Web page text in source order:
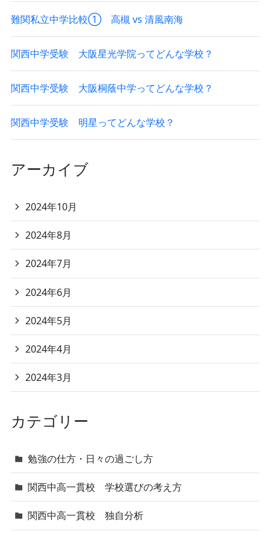
難関私立中学比較① 高槻 vs 清風南海
関西中学受験 大阪星光学院ってどんな学校？
関西中学受験 大阪桐蔭中学ってどんな学校？
関西中学受験 明星ってどんな学校？
アーカイブ
2024年10月
2024年8月
2024年7月
2024年6月
2024年5月
2024年4月
2024年3月
カテゴリー
勉強の仕方・日々の過ごし方
関西中高一貫校 学校選びの考え方
関西中高一貫校 独自分析